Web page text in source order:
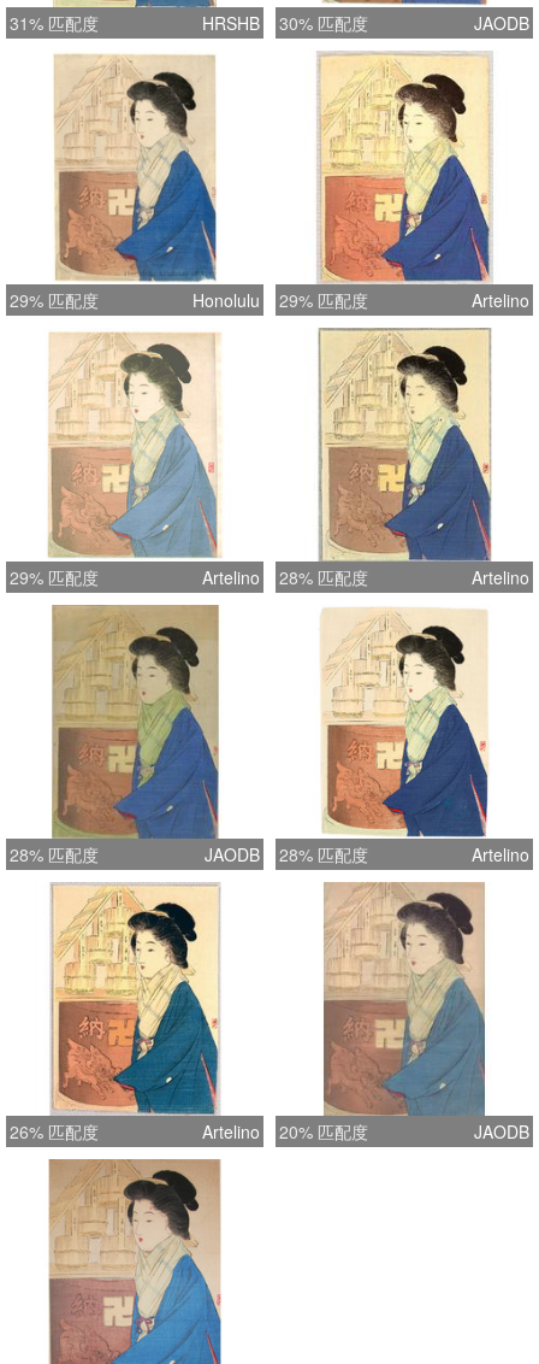
31% 匹配度 HRSHB 30% 匹配度 JAODB
29% 匹配度 Honolulu 29% 匹配度 Artelino
29% 匹配度 Artelino 28% 匹配度 Artelino
28% 匹配度 JAODB 28% 匹配度 Artelino
26% 匹配度 Artelino 20% 匹配度 JAODB